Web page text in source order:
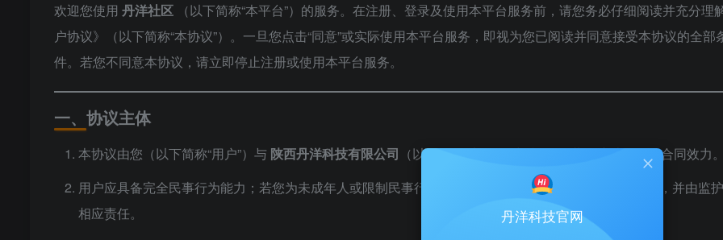
欢迎您使用 丹洋社区
（以下简称“本平台”）的服务。在注册、登录及使用本平台服务前，请您务必仔细阅读并充分理
户协议》（以下简称“本协议”）。一旦您点击“同意”或实际使用本平台服务，即视为您已阅读并同意接受本协议的全部
件。若您不同意本协议，请立即停止注册或使用本平台服务。
一、协议主体
本协议由您（以下简称“用户”）与 陕西丹洋科技有限公司 （以下简称“本公司”或“我们”）共同缔结，具有合同效力
用户应具备完全民事行为能力；若您为未成年人或限制民事行为能力人，应在监护人指导下使用本平台，并由监
相应责任。
丹洋科技官网